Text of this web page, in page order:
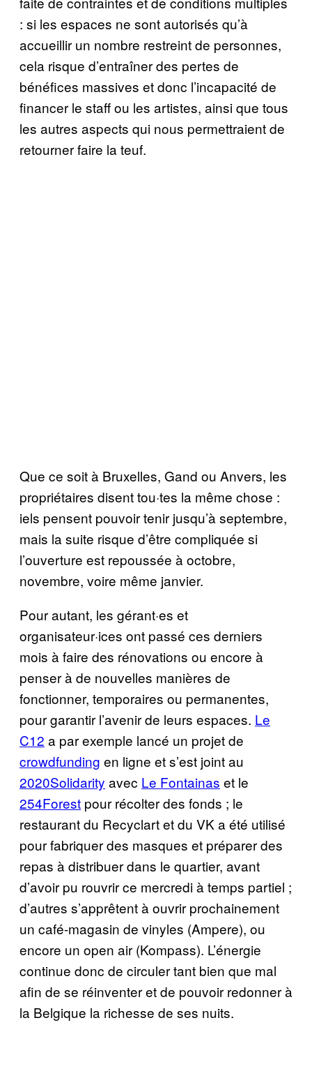
: si les espaces ne sont autorisés qu’à
accueillir un nombre restreint de personnes,
cela risque d’entraîner des pertes de
bénéfices massives et donc l’incapacité de
financer le staff ou les artistes, ainsi que tous
les autres aspects qui nous permettraient de
retourner faire la teuf.
Que ce soit à Bruxelles, Gand ou Anvers, les
propriétaires disent tou·tes la même chose :
iels pensent pouvoir tenir jusqu’à septembre,
mais la suite risque d’être compliquée si
l’ouverture est repoussée à octobre,
novembre, voire même janvier.
Pour autant, les gérant·es et
organisateur·ices ont passé ces derniers
mois à faire des rénovations ou encore à
penser à de nouvelles manières de
fonctionner, temporaires ou permanentes,
pour garantir l’avenir de leurs espaces. Le
C12 a par exemple lancé un projet de
crowdfunding en ligne et s’est joint au
2020Solidarity avec Le Fontainas et le
254Forest pour récolter des fonds ; le
restaurant du Recyclart et du VK a été utilisé
pour fabriquer des masques et préparer des
repas à distribuer dans le quartier, avant
d’avoir pu rouvrir ce mercredi à temps partiel ;
d’autres s’apprêtent à ouvrir prochainement
un café-magasin de vinyles (Ampere), ou
encore un open air (Kompass). L’énergie
continue donc de circuler tant bien que mal
afin de se réinventer et de pouvoir redonner à
la Belgique la richesse de ses nuits.